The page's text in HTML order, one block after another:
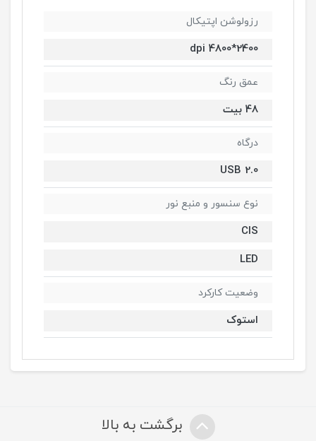
رزولوشن اپتیکال
2400*4800 dpi
عمق رنگ
48 بیت
درگاه
USB 2.0
نوع سنسور و منبع نور
CIS
LED
وضعیت کارکرد
استوک
برگشت به بالا